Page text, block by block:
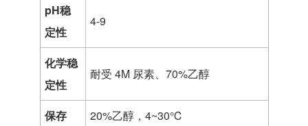
pH稳
定性
4-9
化学稳
定性
耐受 4M 尿素、70%乙醇
保存 20%乙醇，4~30℃